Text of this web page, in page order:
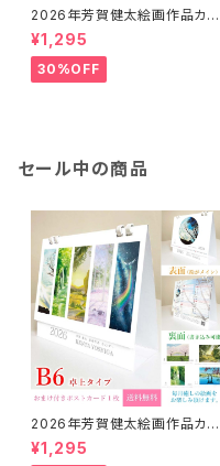
2026年芳賀健太絵画作品カレ
ンダー（卓上タイプB6）※おまけ
のポストカード付き
¥1,295
30%OFF
セール中の商品
2026年芳賀健太絵画作品カレ
ンダー（卓上タイプB6）※おまけ
のポストカード付き
¥1,295